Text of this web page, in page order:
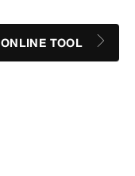
ONLINE TOOL